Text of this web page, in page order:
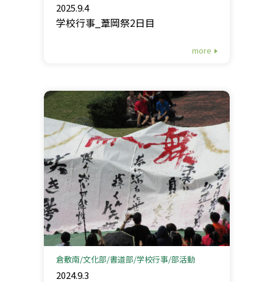
2025.9.4
学校行事_葦岡祭2日目
more
倉敷南 文化部 書道部 学校行事 部活動
2024.9.3